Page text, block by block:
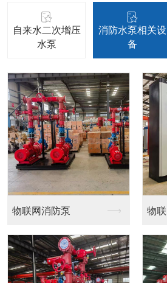
自来水二次增压
水泵
消防水泵相关设
备
立式多级管道泵